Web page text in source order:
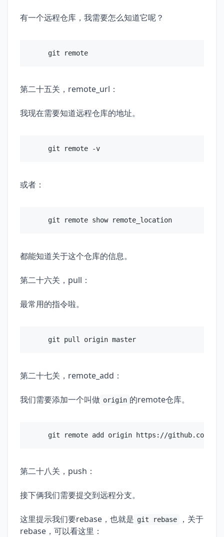
有一个远程仓库，我需要怎么知道它呢？
第二十五关，remote_url：
我现在需要知道远程仓库的地址。
或者：
都能知道关于这个仓库的信息。
第二十六关，pull：
最常用的指令啦。
第二十七关，remote_add：
我们需要添加一个叫做 origin 的remote仓库。
第二十八关，push：
接下俩我们需要提交到远程分支。
这里提示我们要rebase，也就是 git rebase
，关于
rebase，可以看这里：